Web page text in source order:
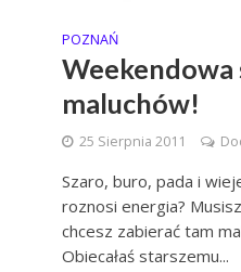
POZNAŃ
Weekendowa
maluchów!
25 Sierpnia 2011
Szaro, buro, pada i
roznosi energia?
chcesz zabierać tam
Obiecałaś starszemu...